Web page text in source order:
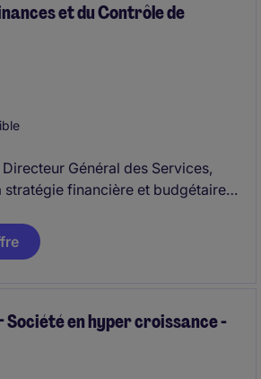
et du Contrôle de
Général des Services,
stratégie financière et budgétaire
et comptable.
Société en hyper croissance -